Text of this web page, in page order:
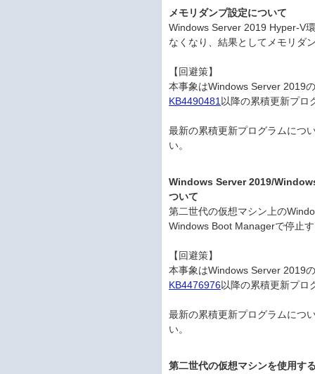
メモリダンプ設定について
Windows Server 2019 Hyper-V
なくなり、結果としてメモリダ
【回避策】
本事象はWindows Server 2019
KB4490481 以降の累積更新プロ
最新の累積更新プログラムにつ
い。
Windows Server 2019/
ついて
第二世代の仮想マシン上の
Windows Boot Managerで停止
【回避策】
本事象はWindows Server 2019
KB4476976以降の累積更新プロ
最新の累積更新プログラムにつ
い。
第二世代の仮想マシンを使用す